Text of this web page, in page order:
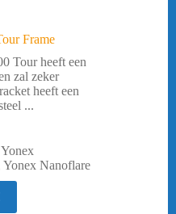
Frame
Tour heeft een
zal zeker
heeft een
...
Yonex
Yonex Nanoflare